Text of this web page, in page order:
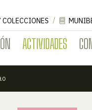
ACTIVIDADES